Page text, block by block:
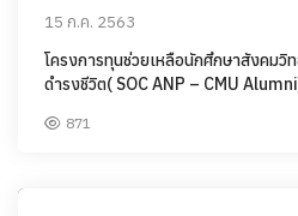
15 ก.ค. 2563
โครงการทุนช่วยเหลือนักศึกษาสังคมวิ
ดำรงชีวิต( SOC ANP – CMU
871